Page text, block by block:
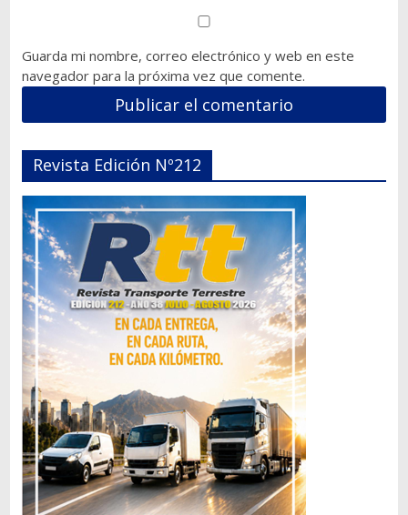
Guarda mi nombre, correo electrónico y web en este
navegador para la próxima vez que comente.
Revista Edición Nº212